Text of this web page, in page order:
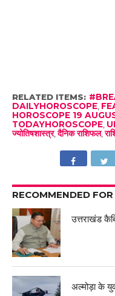
RELATED ITEMS:
DAILYHOROSCOPE,
HOROSCOPE 19
TODAYHOROSCOPE,
ज्योतिषशास्त्र,दैनिक राशिफल,
RECOMMENDED
उत्तराखंड
अल्मोड़ा के